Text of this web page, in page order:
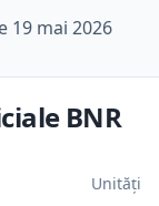
19 mai 2026
BNR
Unități